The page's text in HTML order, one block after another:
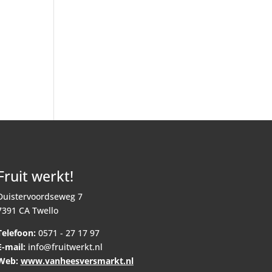
werkt!
7
CA Twello
0571 - 27 17 97
mail: info@fruitwerkt.nl
www.vanheesversmarkt.nl